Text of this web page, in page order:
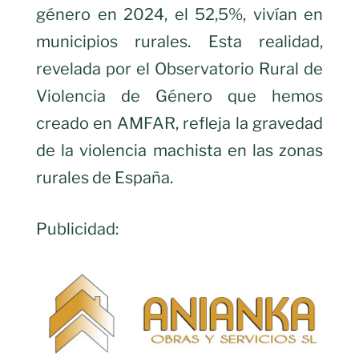
género en 2024, el 52,5%, vivían en
municipios rurales. Esta realidad,
revelada por el Observatorio Rural de
Violencia de Género que hemos
creado en AMFAR, refleja la gravedad
de la violencia machista en las zonas
rurales de España.
Publicidad: